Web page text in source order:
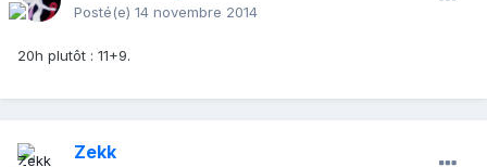
Posté(e) 14 novembre 2014
20h plutôt : 11+9.
Zekk